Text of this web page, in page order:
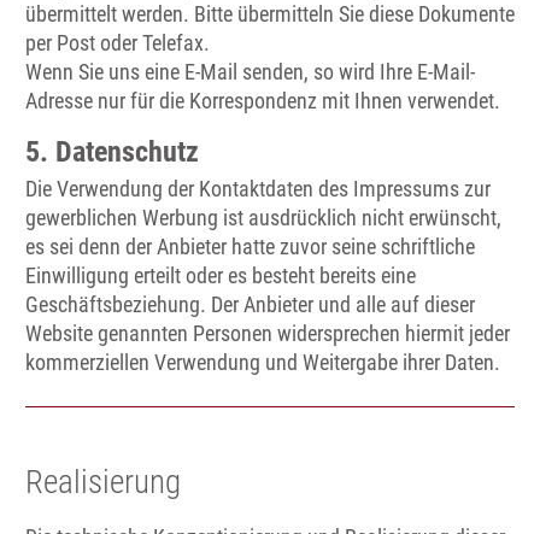
übermittelt werden. Bitte übermitteln Sie diese Dokumente
per Post oder Telefax.
Wenn Sie uns eine E-Mail senden, so wird Ihre E-Mail-
Adresse nur für die Korrespondenz mit Ihnen verwendet.
5. Datenschutz
Die Verwendung der Kontaktdaten des Impressums zur
gewerblichen Werbung ist ausdrücklich nicht erwünscht,
es sei denn der Anbieter hatte zuvor seine schriftliche
Einwilligung erteilt oder es besteht bereits eine
Geschäftsbeziehung. Der Anbieter und alle auf dieser
Website genannten Personen widersprechen hiermit jeder
kommerziellen Verwendung und Weitergabe ihrer Daten.
Realisierung